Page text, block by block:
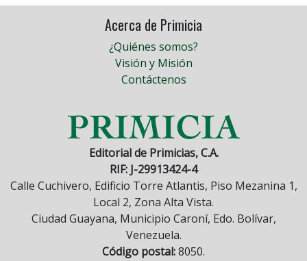
Acerca de Primicia
¿Quiénes somos?
Visión y Misión
Contáctenos
Editorial de Primicias, C.A.
RIF: J-29913424-4
Calle Cuchivero, Edificio Torre Atlantis, Piso Mezanina 1,
Local 2, Zona Alta Vista.
Ciudad Guayana, Municipio Caroní, Edo. Bolívar,
Venezuela.
Código postal:8050.